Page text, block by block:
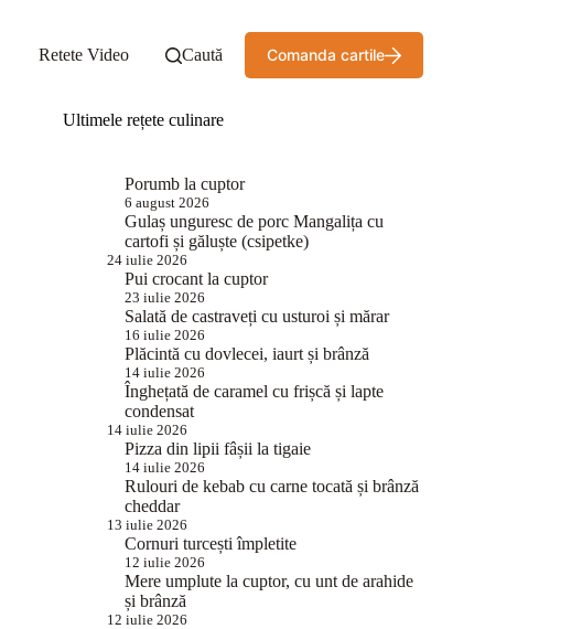
Retete Video Caută Comanda cartile
Ultimele rețete culinare
Porumb la cuptor
6 august 2026
Gulaș unguresc de porc Mangalița cu
cartofi și găluște (csipetke)
24 iulie 2026
Pui crocant la cuptor
23 iulie 2026
Salată de castraveți cu usturoi și mărar
16 iulie 2026
Plăcintă cu dovlecei, iaurt și brânză
14 iulie 2026
Înghețată de caramel cu frișcă și lapte
condensat
14 iulie 2026
Pizza din lipii fâșii la tigaie
14 iulie 2026
Rulouri de kebab cu carne tocată și brânză
cheddar
13 iulie 2026
Cornuri turcești împletite
12 iulie 2026
Mere umplute la cuptor, cu unt de arahide
și brânză
12 iulie 2026